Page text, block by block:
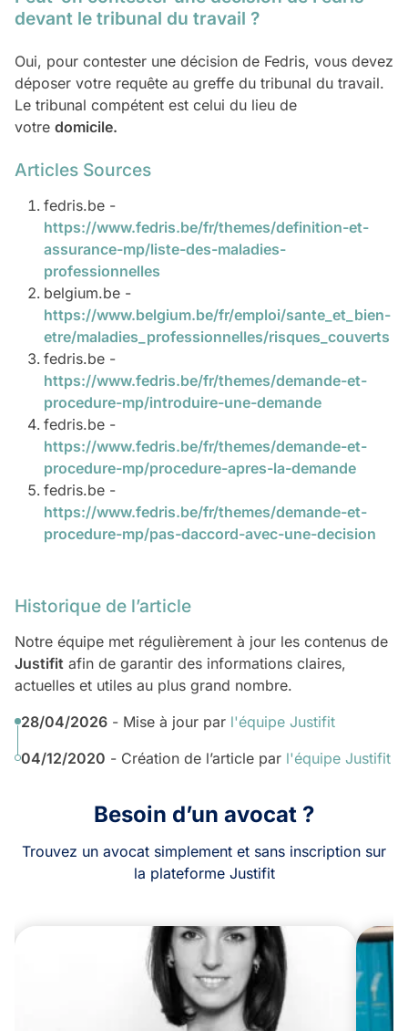
devant le tribunal du travail ?
Oui, pour contester une décision de Fedris, vous devez
déposer votre requête au greffe du tribunal du travail.
Le tribunal compétent est celui du lieu de
votre domicile.
Articles Sources
fedris.be -
https://www.fedris.be/fr/themes/definition-et-
assurance-mp/liste-des-maladies-
professionnelles
belgium.be -
https://www.belgium.be/fr/emploi/sante_et_bien-
etre/maladies_professionnelles/risques_couverts
fedris.be -
https://www.fedris.be/fr/themes/demande-et-
procedure-mp/introduire-une-demande
fedris.be -
https://www.fedris.be/fr/themes/demande-et-
procedure-mp/procedure-apres-la-demande
fedris.be -
https://www.fedris.be/fr/themes/demande-et-
procedure-mp/pas-daccord-avec-une-decision
Historique de l’article
Notre équipe met régulièrement à jour les contenus de
Justifit afin de garantir des informations claires,
actuelles et utiles au plus grand nombre.
28/04/2026 - Mise à jour par l'équipe Justifit
04/12/2020 - Création de l’article par l'équipe Justifit
Besoin d’un avocat ?
Trouvez un avocat simplement et sans inscription sur
la plateforme Justifit